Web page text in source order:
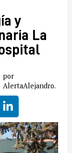
y
La
por
AlertaAlejandro.